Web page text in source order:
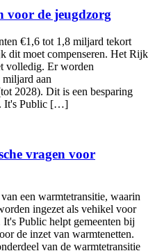
voor de jeugdzorg
€1,6 tot 1,8 miljard tekort
dit moet compenseren. Het Rijk
volledig. Er worden
aan
2028). Dit is een besparing
It's Public […]
vragen voor
een warmtetransitie, waarin
ingezet als vehikel voor
Public helpt gemeenten bij
de inzet van warmtenetten.
van de warmtetransitie